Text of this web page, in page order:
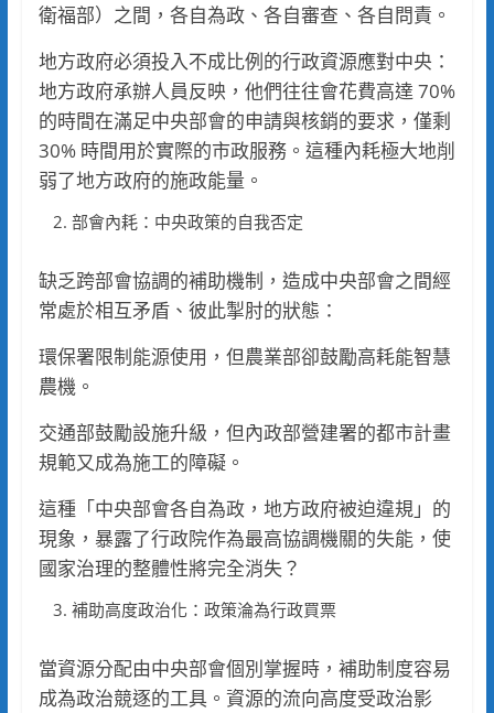
衛福部）之間，各自為政、各自審查、各自問責。
地方政府必須投入不成比例的行政資源應對中央：
地方政府承辦人員反映，他們往往會花費高達 70%
的時間在滿足中央部會的申請與核銷的要求，僅剩
30% 時間用於實際的市政服務。這種內耗極大地削
弱了地方政府的施政能量。
部會內耗：中央政策的自我否定
缺乏跨部會協調的補助機制，造成中央部會之間經
常處於相互矛盾、彼此掣肘的狀態：
環保署限制能源使用，但農業部卻鼓勵高耗能智慧
農機。
交通部鼓勵設施升級，但內政部營建署的都市計畫
規範又成為施工的障礙。
這種「中央部會各自為政，地方政府被迫違規」的
現象，暴露了行政院作為最高協調機關的失能，使
國家治理的整體性將完全消失？
補助高度政治化：政策淪為行政買票
當資源分配由中央部會個別掌握時，補助制度容易
成為政治競逐的工具。資源的流向高度受政治影